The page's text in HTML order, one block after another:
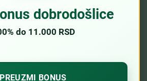
rizik pre nego što problem
postavite limit koji ne ugrožava